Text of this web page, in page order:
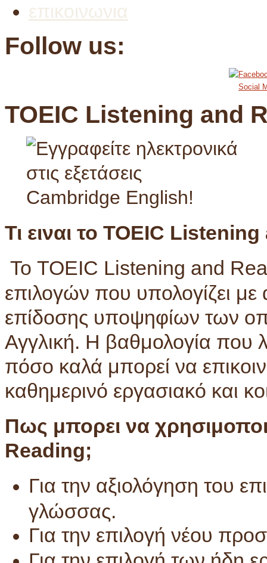
επικοινωνια
Follow us:
Social
TOEIC Listening and
Τι ειναι το TOEIC
Το TOEIC Listening and
επιλογών που υπολογίζει με
επίδοσης υποψηφίων των
Αγγλική. Η βαθμολογία που
πόσο καλά μπορεί να
καθημερινό εργασιακό και
Πως μπορει να
Reading;
Για την αξιολόγηση του
γλώσσας.
Για την επιλογή νέου